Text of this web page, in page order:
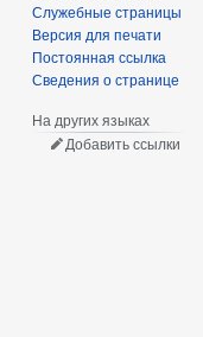
Служебные страницы
Версия для печати
Постоянная ссылка
Сведения о странице
На других языках
Добавить ссылки